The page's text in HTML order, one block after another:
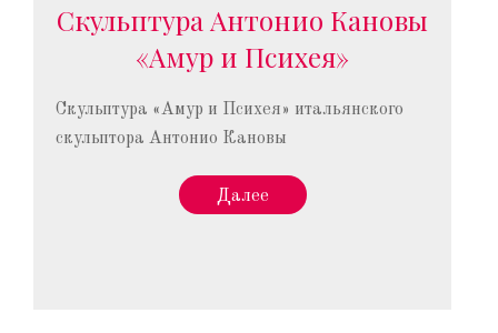
Скульптура Антонио Кановы
«Амур и Психея»
Скульптура «Амур и Психея» итальянского
скульптора Антонио Кановы
Далее